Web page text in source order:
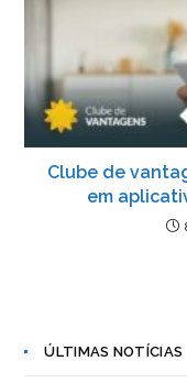
Clube de
em
ÚLTIMAS NOTÍCIAS